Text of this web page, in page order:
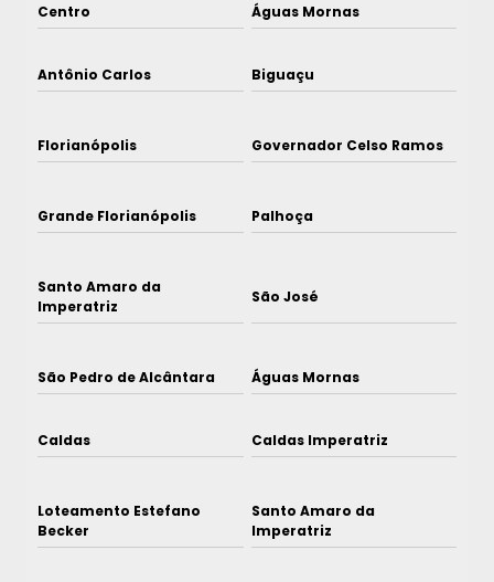
Centro Águas Mornas
Antônio Carlos Biguaçu
Florianópolis Governador Celso Ramos
Grande Florianópolis Palhoça
Santo Amaro da
Imperatriz
São José
São Pedro de Alcântara Águas Mornas
Caldas Caldas Imperatriz
Loteamento Estefano
Becker
Santo Amaro da
Imperatriz